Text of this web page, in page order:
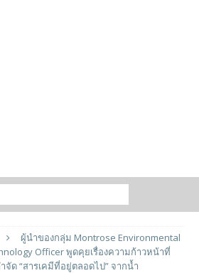
ผู้นำของกลุ่ม Montrose Environmental
Officer พูดคุยเรื่องความก้าวหน้าที่
จัด “สารเคมีที่อยู่ตลอดไป” จากน้ำ